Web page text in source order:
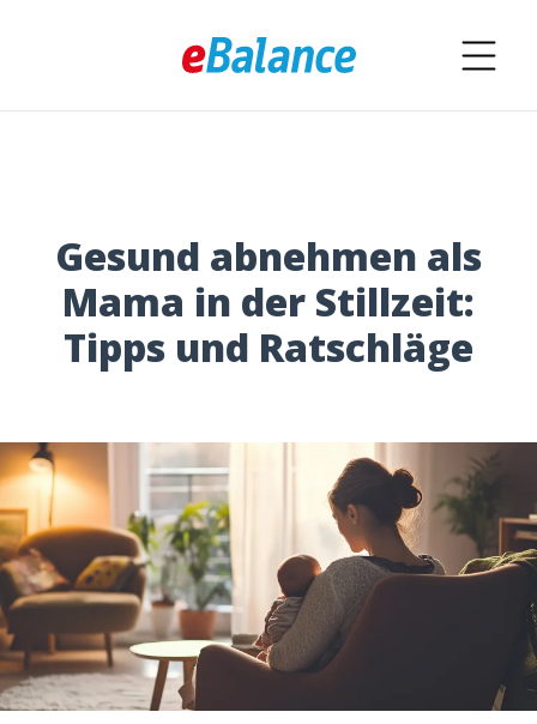
Gesund abnehmen als
Mama in der Stillzeit:
Tipps und Ratschläge